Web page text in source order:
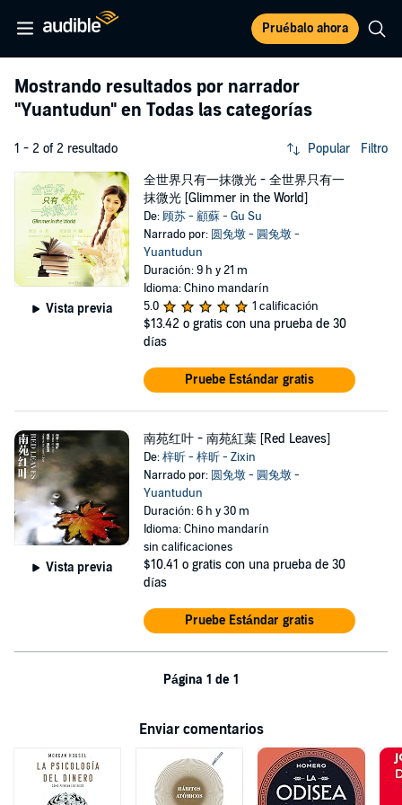
Pruébalo ahora
Mostrando resultados por narrador
"Yuantudun" en Todas las categorías
1 - 2 of 2 resultado Popular Filtro
Vista previa
全世界只有一抹微光 - 全世界只有一
抹微光 [Glimmer in the World]
De:顾苏 - 顧蘇 - Gu Su
Narrado por: 圆兔墩 - 圓兔墩 -
Yuantudun
Duración: 9 h y 21 m
Idioma: Chino mandarín
5.0
1 calificación
$13.42 o gratis con una prueba de 30
días
Pruebe Estándar gratis
Vista previa
南苑红叶 - 南苑紅葉 [Red Leaves]
De:梓昕 - 梓昕 - Zixin
Narrado por: 圆兔墩 - 圓兔墩 -
Yuantudun
Duración: 6 h y 30 m
Idioma: Chino mandarín
sin calificaciones
$10.41 o gratis con una prueba de 30
días
Pruebe Estándar gratis
Página 1 de 1
Enviar comentarios